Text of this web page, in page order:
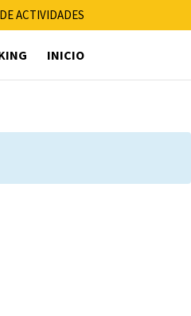
ACTIVIDADES
INICIO